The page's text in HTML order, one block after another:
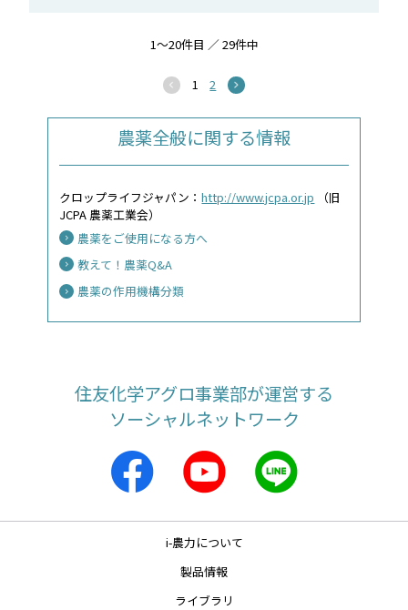
1～20件目 ／ 29件中
1 2
農薬全般に関する情報
クロップライフジャパン：http://www.jcpa.or.jp （旧
JCPA 農薬工業会）
農薬をご使用になる方へ
教えて！農薬Q&A
農薬の作用機構分類
住友化学アグロ事業部が運営する
ソーシャルネットワーク
i-農力について
製品情報
ライブラリ